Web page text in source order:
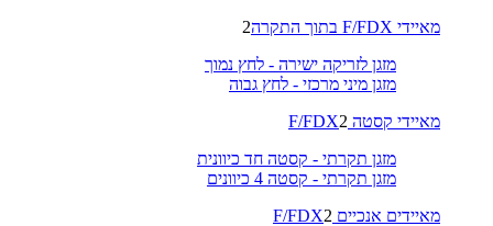
מאיידי F/FDX בתוך התקרה
2
מזגן לזריקה ישירה - לחץ נמוך
מזגן מיני מרכזי - לחץ גבוה
מאיידי קסטה F/FDX 2
מזגן תקרתי - קסטה חד כיוונית
מזגן תקרתי - קסטה 4 כיוונים
מאיידים אנכיים F/FDX 2